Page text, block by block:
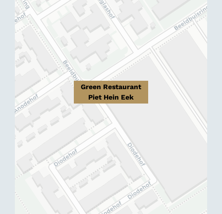
Green Restaurant
Piet Hein Eek